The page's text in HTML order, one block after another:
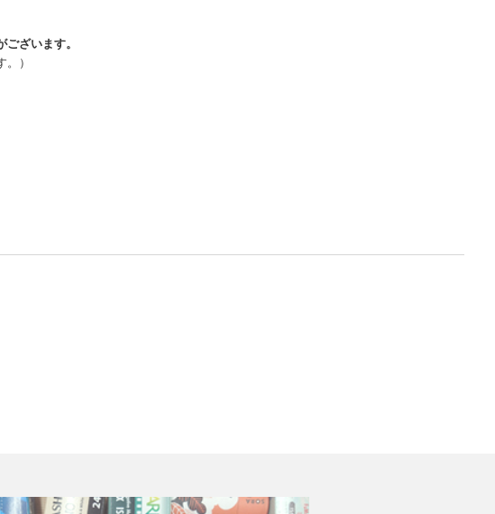
ざいます。
）